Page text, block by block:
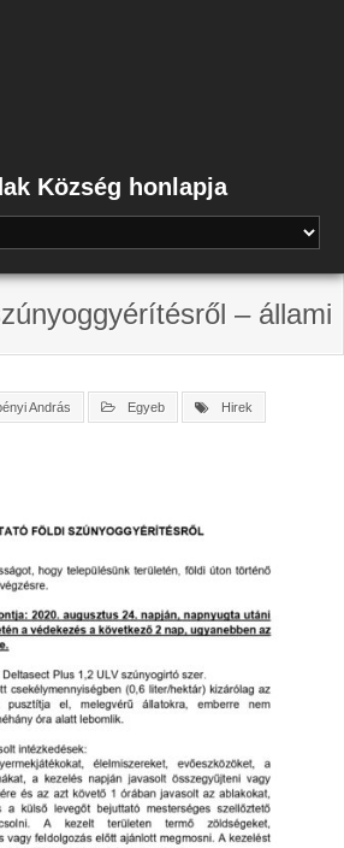
Község honlapja
– állami
András Egyeb Hirek